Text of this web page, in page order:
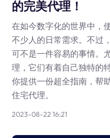
的完美代理！
在如今数字化的世界中，
不少人的日常需求。不过
可不是一件容易的事情。
理，它们有着自己独特的
你提供一份超全指南，帮
住宅代理。
2023-08-22 16:21